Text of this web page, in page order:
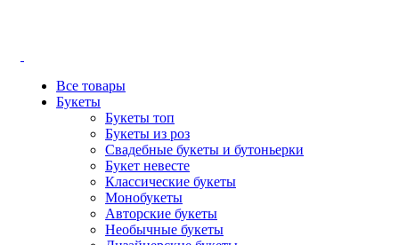
Все товары
Букеты
Букеты топ
Букеты из роз
Свадебные букеты и бутоньерки
Букет невесте
Классические букеты
Монобукеты
Авторские букеты
Необычные букеты